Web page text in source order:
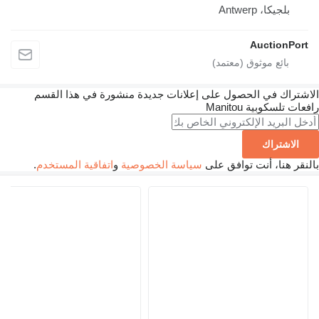
بلجيكا، Antwerp
AuctionPort
الاشتراك في الحصول على إعلانات جديدة منشورة في هذا القسم
رافعات تلسكوبية Manitou
الاشتراك
بالنقر هنا، أنت توافق على سياسة الخصوصية واتفاقية المستخدم.